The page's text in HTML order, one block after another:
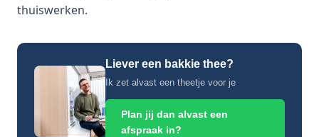
thuiswerken.
Liever een bakkie thee?
Ik zet alvast een theetje voor je
Plan jij dan alvast een
afspraak in?